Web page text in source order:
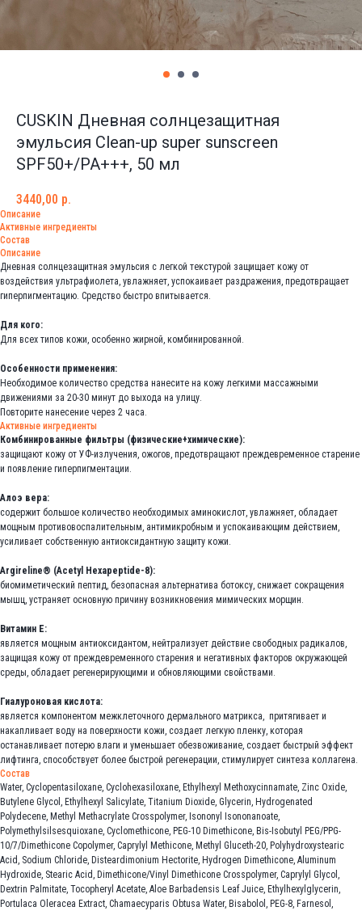
CUSKIN Дневная солнцезащитная
эмульсия Clean-up super sunscreen
SPF50+/PA+++, 50 мл
3440,00 р.
Описание
Активные ингредиенты
Состав
Описание
Дневная солнцезащитная эмульсия с легкой текстурой защищает кожу от
воздействия ультрафиолета, увлажняет, успокаивает раздражения, предотвращает
гиперпигментацию. Средство быстро впитывается.
Для кого:
Для всех типов кожи, особенно жирной, комбинированной.
Особенности применения:
Необходимое количество средства нанесите на кожу легкими массажными
движениями за 20-30 минут до выхода на улицу.
Повторите нанесение через 2 часа.
Активные ингредиенты
Комбинированные фильтры (физические+химические):
защищают кожу от УФ-излучения, ожогов, предотвращают преждевременное старение
и появление гиперпигментации.
Алоэ вера:
содержит большое количество необходимых аминокислот, увлажняет, обладает
мощным противовоспалительным, антимикробным и успокаивающим действием,
усиливает собственную антиоксидантную защиту кожи.
Argireline® (Acetyl Hexapeptide-8):
биомиметический пептид, безопасная альтернатива ботоксу, снижает сокращения
мышц, устраняет основную причину возникновения мимических морщин.
Витамин Е:
является мощным антиоксидантом, нейтрализует действие свободных радикалов,
защищая кожу от преждевременного старения и негативных факторов окружающей
среды, обладает регенерирующими и обновляющими свойствами.
Гиалуроновая кислота:
является компонентом межклеточного дермального матрикса, притягивает и
накапливает воду на поверхности кожи, создает легкую пленку, которая
останавливает потерю влаги и уменьшает обезвоживание, создает быстрый эффект
лифтинга, способствует более быстрой регенерации, стимулирует синтеза коллагена.
Состав
Water, Cyclopentasiloxane, Cyclohexasiloxane, Ethylhexyl Methoxycinnamate, Zinc Oxide,
Butylene Glycol, Ethylhexyl Salicylate, Titanium Dioxide, Glycerin, Hydrogenated
Polydecene, Methyl Methacrylate Crosspolymer, Isononyl Isononanoate,
Polymethylsilsesquioxane, Cyclomethicone, PEG-10 Dimethicone, Bis-Isobutyl PEG/PPG-
10/7/Dimethicone Copolymer, Caprylyl Methicone, Methyl Gluceth-20, Polyhydroxystearic
Acid, Sodium Chloride, Disteardimonium Hectorite, Hydrogen Dimethicone, Aluminum
Hydroxide, Stearic Acid, Dimethicone/Vinyl Dimethicone Crosspolymer, Caprylyl Glycol,
Dextrin Palmitate, Tocopheryl Acetate, Aloe Barbadensis Leaf Juice, Ethylhexylglycerin,
Portulaca Oleracea Extract, Chamaecyparis Obtusa Water, Bisabolol, PEG-8, Farnesol,